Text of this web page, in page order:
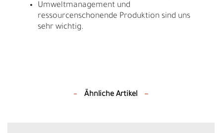
Umweltmanagement und
ressourcenschonende Produktion sind uns
sehr wichtig.
Ähnliche Artikel